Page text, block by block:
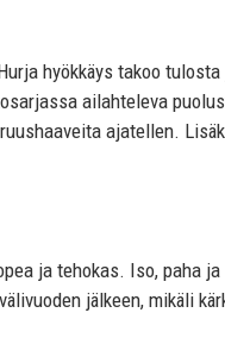
hyökkäys takoo
ailahteleva
ajatellen.
ja tehokas. Iso, paha
jälkeen, mikäli